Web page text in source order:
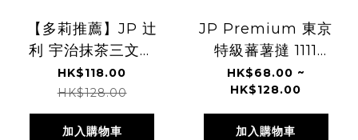
【多莉推薦】JP 辻
利 宇治抹茶三文治
餅 8塊 0564
TK260806
HK$118.00
HK$128.00
加入購物車
JP Premium 東京
特級蕃薯撻 1111
1128 TK260806
HK$68.00 ~
HK$128.00
加入購物車